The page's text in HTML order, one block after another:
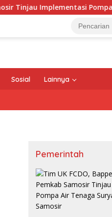
Implementasi Pompa Air
Sosial Lainnya
Pemerintah